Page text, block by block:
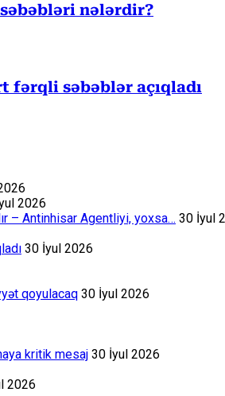
səbəbləri nələrdir?
fərqli səbəblər açıqladı
2026
– Antinhisar Agentliyi, yoxsa… 30 İyul
30 İyul 2026
qoyulacaq 30 İyul 2026
kritik mesaj 30 İyul 2026
2026